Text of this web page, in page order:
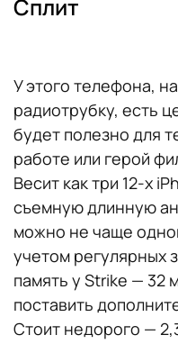
Сплит
У этого телефона,
радиотрубку, есть
будет полезно для
работе или герой
Весит как три 12-х
съемную длинную
можно не чаще
учетом регулярных
память у Strike — 32
поставить
Стоит недорого —